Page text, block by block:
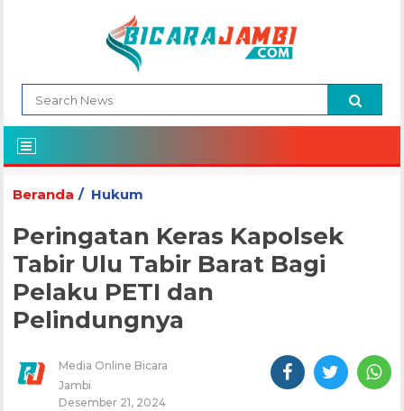
Beranda Hukum
Peringatan Keras Kapolsek
Tabir Ulu Tabir Barat Bagi
Pelaku PETI dan
Pelindungnya
Media Online Bicara
Jambi
Desember 21, 2024